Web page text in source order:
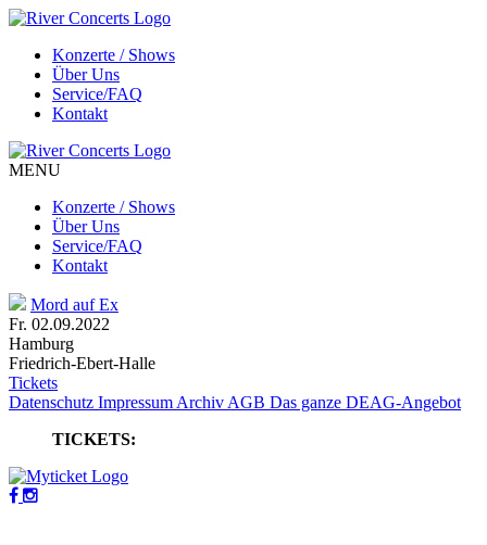
Konzerte / Shows
Über Uns
Service/FAQ
Kontakt
MENU
Konzerte / Shows
Über Uns
Service/FAQ
Kontakt
Mord auf Ex
Fr. 02.09.2022
Hamburg
Friedrich-Ebert-Halle
Tickets
Datenschutz Impressum Archiv AGB Das ganze DEAG-Angebot
TICKETS: